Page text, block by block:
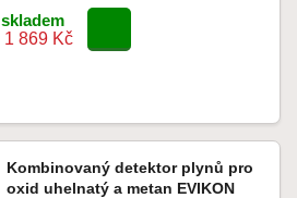
skladem
1 869 Kč
Kombinovaný detektor plynů pro
oxid uhelnatý a metan EVIKON